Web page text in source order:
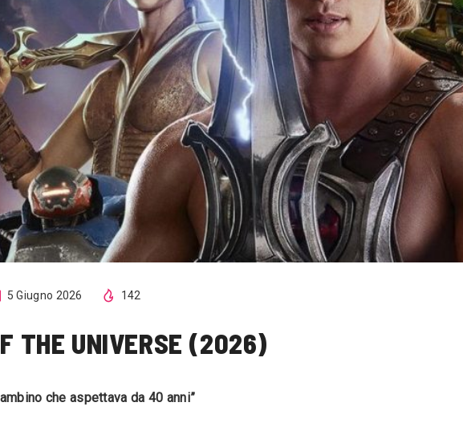
5 Giugno 2026 142
THE UNIVERSE (2026)
che aspettava da 40 anni”